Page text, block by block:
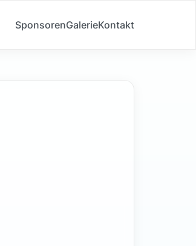
SponsorenGalerieKontakt